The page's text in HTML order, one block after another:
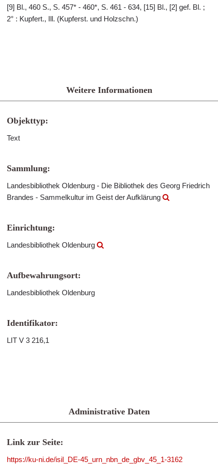
[9] Bl., 460 S., S. 457* - 460*, S. 461 - 634, [15] Bl., [2] gef. Bl. ;
2° : Kupfert., Ill. (Kupferst. und Holzschn.)
Weitere Informationen
Objekttyp:
Text
Sammlung:
Landesbibliothek Oldenburg - Die Bibliothek des Georg Friedrich
Brandes - Sammelkultur im Geist der Aufklärung
Einrichtung:
Landesbibliothek Oldenburg
Aufbewahrungsort:
Landesbibliothek Oldenburg
Identifikator:
LIT V 3 216,1
Administrative Daten
Link zur Seite:
https://ku-ni.de/isil_DE-45_urn_nbn_de_gbv_45_1-3162